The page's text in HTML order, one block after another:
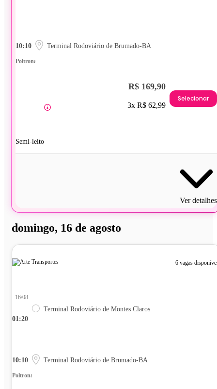
10:10 Terminal Rodoviário de Brumado-BA
Poltrona
Semi-leito
R$ 169,90
3x R$ 62,99
Selecionar
Ver detalhes
domingo, 16 de agosto
6 vagas
01:20
16/08
Terminal Rodoviário de Montes Claros
10:10 Terminal Rodoviário de Brumado-BA
Poltrona